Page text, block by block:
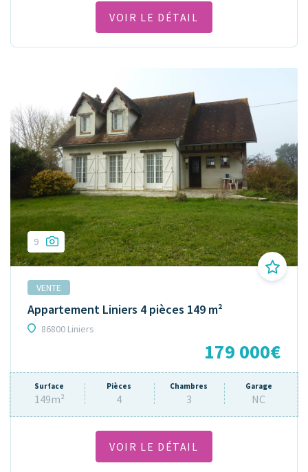
VOIR LE DÉTAIL
9
VENTE
Appartement Liniers 4 pièces 149 m²
86800 Liniers
179 000€
Surface
149m²
Pièces
4
Chambres
3
Garage
NC
VOIR LE DÉTAIL